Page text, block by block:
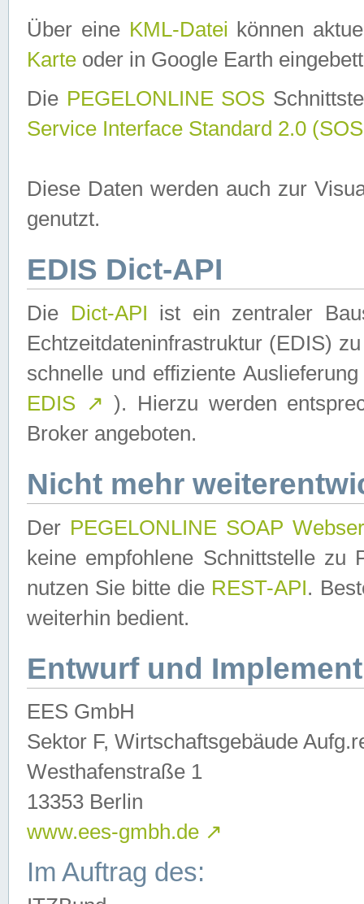
Über eine KML-Datei können
Karte oder in Google Earth
Die PEGELONLINE SOS
Service Interface Standard 2.0
Diese Daten werden auch zur
genutzt.
EDIS Dict-API
Die Dict-API ist ein zentraler
Echtzeitdateninfrastruktur (EDIS)
schnelle und effiziente
EDIS ↗ ). Hierzu werden
Broker angeboten.
Nicht mehr
Der PEGELONLINE SOAP
keine empfohlene Schnittstelle zu
nutzen Sie bitte die REST-API.
weiterhin bedient.
Entwurf und
EES GmbH
Sektor F, Wirtschaftsgebäude
Westhafenstraße 1
13353 Berlin
www.ees-gmbh.de ↗
Im Auftrag des: